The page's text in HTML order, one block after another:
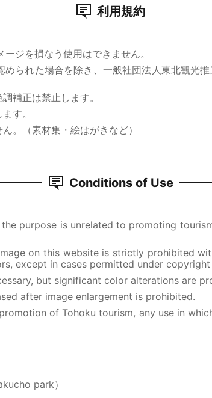
利用規約
ジを損なう使用はできません。
られた場合を除き、一般社団法人東北観光
補正は禁止します。
す。
。（素材集・絵はがきなど）
Conditions of Use
purpose is unrelated to promoting
on this website is strictly prohibited
except in cases permitted under copyright
but significant color alterations are
after image enlargement is prohibited.
of Tohoku tourism, any use in
park